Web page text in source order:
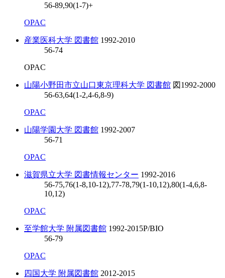
56-89,90(1-7)+
OPAC
産業医科大学 図書館 1992-2010
56-74
OPAC
山陽小野田市立山口東京理科大学 図書館 図 1992-2000
56-63,64(1-2,4-6,8-9)
OPAC
山陽学園大学 図書館 1992-2007
56-71
OPAC
滋賀県立大学 図書情報センター 1992-2016
56-75,76(1-8,10-12),77-78,79(1-10,12),80(1-4,6,8-
10,12)
OPAC
至学館大学 附属図書館 1992-2015P/BIO
56-79
OPAC
四国大学 附属図書館 2012-2015